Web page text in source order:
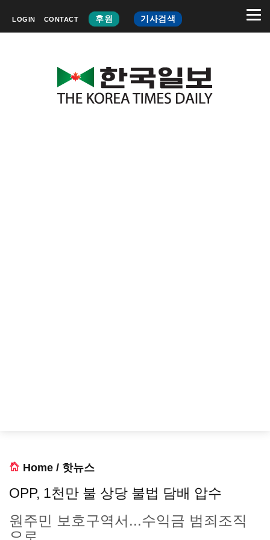
LOGIN CONTACT 후원 기사검색
Home / 핫뉴스
OPP, 1천만 불 상당 불법 담배 압수
원주민 보호구역서...수익금 범죄조직
으로